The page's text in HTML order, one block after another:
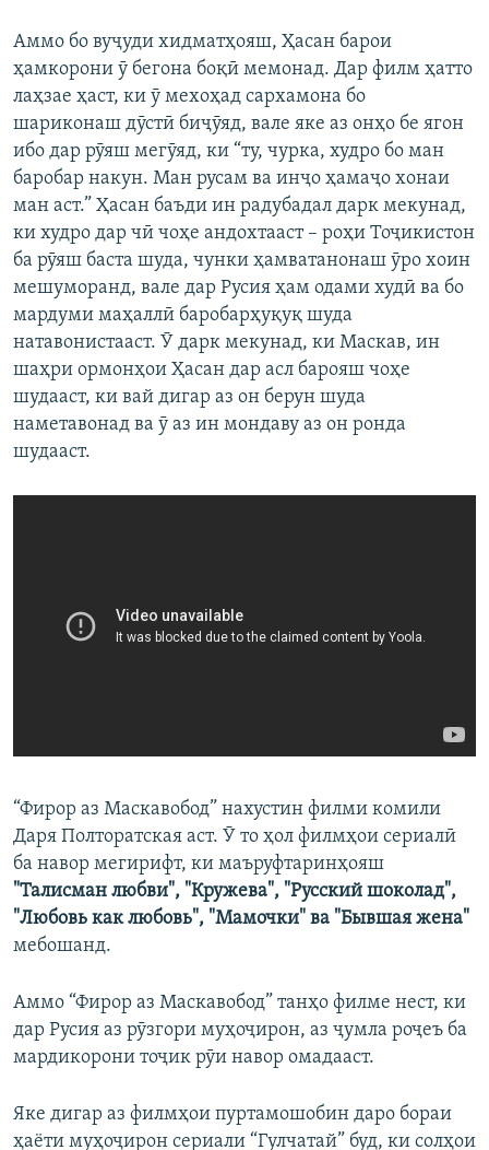
Аммо бо вуҷуди хидматҳояш, Ҳасан барои
ҳамкорони ӯ бегона боқӣ мемонад. Дар филм ҳатто
лаҳзае ҳаст, ки ӯ мехоҳад сархамона бо
шариконаш дӯстӣ биҷӯяд, вале яке аз онҳо бе ягон
ибо дар рӯяш мегӯяд, ки “ту, чурка, худро бо ман
баробар накун. Ман русам ва инҷо ҳамаҷо хонаи
ман аст.” Ҳасан баъди ин радубадал дарк мекунад,
ки худро дар чӣ чоҳе андохтааст – роҳи Тоҷикистон
ба рӯяш баста шуда, чунки ҳамватанонаш ӯро хоин
мешуморанд, вале дар Русия ҳам одами худӣ ва бо
мардуми маҳаллӣ баробарҳуқуқ шуда
натавонистааст. Ӯ дарк мекунад, ки Маскав, ин
шаҳри ормонҳои Ҳасан дар асл барояш чоҳе
шудааст, ки вай дигар аз он берун шуда
наметавонад ва ӯ аз ин мондаву аз он ронда
шудааст.
“Фирор аз Маскавобод” нахустин филми комили
Даря Полторатская аст. Ӯ то ҳол филмҳои сериалӣ
ба навор мегирифт, ки маъруфтаринҳояш
"Талисман любви", "Кружева", "Русский шоколад",
"Любовь как любовь", "Мамочки" ва "Бывшая жена"
мебошанд.
Аммо “Фирор аз Маскавобод” танҳо филме нест, ки
дар Русия аз рӯзгори муҳоҷирон, аз ҷумла роҷеъ ба
мардикорони тоҷик рӯи навор омадааст.
Яке дигар аз филмҳои пуртамошобин даро бораи
ҳаёти муҳоҷирон сериали “Гулчатай” буд, ки солҳои